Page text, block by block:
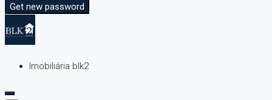
Get new password
Imobiliária blk2